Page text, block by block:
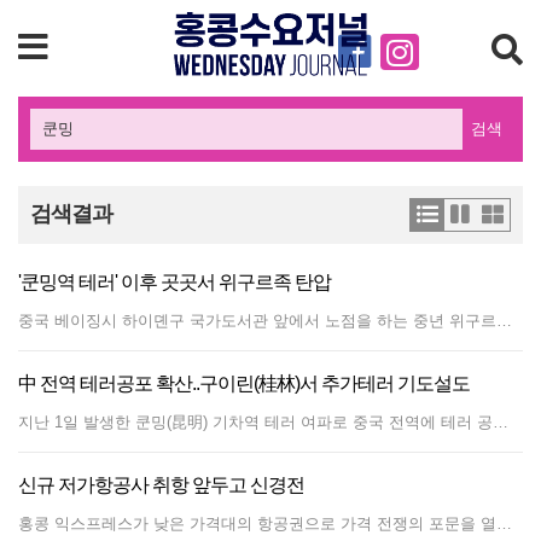
검색
검색결과
'쿤밍역 테러' 이후 곳곳서 위구르족 탄압
중국 베이징시 하이뎬구 국가도서관 앞에서 노점을 하는 중년 위구르족은 걱정이 태산이다. 그는 "쿤밍역 테러 사건 뒤 시 공무원이 찾아와 '앞으로는 이곳에서 전병을 팔지 말라'고 통보했다"고 말했다. 그는 다른 곳으로 노점을 옮겼지만 수입은 이전에 견줘 턱없이 줄었다. 170여명의 사상자가 난 1일 윈난성 쿤밍역 테러 사건 뒤 중국 당국이 각지의 위구르족을 추방하고 감시를 강화하면서 위구르족들의 생계가 위협받고 있다고 &lt;명보&gt;와 &lt;사우스차이나모닝포스트&gt; 등이 12일 보도했다. &lt;명보&gt;는 공안 당국이 윈난성의 위구르족 집단 거주지역인 샤뎬에 살고 있는 위구르인 900여명을 신장위구르자치구로 강제이주시키고 있다고 보도했다. 샤뎬은 관용적인 종교 문화 정책을 펴는 데다 일자리 구하기도 쉬워 주민 1만3500여명 가운데 90%가 위구르족이다. 이슬람 경전을 가르치는 사립학교도 있어 위구르족들에게 '사막의 오아시스'라는 별칭도 얻었다. 하지만 쿤밍역 테러 사건 뒤 감시가 강화돼 지난 6일에는 위구르족을 가득 실은 버스들이 공안의 호위 속에 샤뎬을 떠나는 모습이 목격됐다. 감시와 경계는 베이징에서도 마찬가지다. 중앙민족대학에 다니는 한 위구르족 학생은 "등교할 때마다 반드시 신분을 확인하는 절차를 거쳐야 한다"고 말했다. 같은 대학에 다니는 또다른 위구르족 학생은 "지금까지 우리는 중국 사회의 일원으로 융화돼 살고 있다고 생각했지만 점점 더 고유의 문화와 종교를 유지하는 것이 어려워지고 있다"며 "외국으로 유학을 떠날 계획을 세우고 있다"고 말했다. 위구르족 전문가들은 중국 당국의 철권 통치는 상황을 더욱 악화시킬 뿐이라며 위구르족들에게 교육과 취업 기회를 확대하는 게 올바른 해법이라고 제안하고 있다.
中 전역 테러공포 확산..구이린(桂林)서 추가테러 기도설도
지난 1일 발생한 쿤밍(昆明) 기차역 테러 여파로 중국 전역에 테러 공포가 확산되고 있다. 유명 관광지 구이린(桂林)에서 추가 테러 기도가 있었던 것으로 알려진데 이어 푸젠(福建)성 샤먼(廈門)의 공항에서 테러범 2명이 잡혔다는 확인되지 않은 소식이 인터넷에 퍼지는 등 쿤밍 테러 후폭풍이 현실화하고 있다. 테러 발생지인 윈난성과 인접해 있는 광시좡주(廣西壯族) 자치구 구이린(桂林)시 시먼차오(西門橋) 부근에서 3일 저녁에도 테러 기도 사건이 발생한 것으로 알려졌다. 위구르족으로 보이는 2명이 도로를 지나가던 승용차를 세우고 여성 운전자를 끌어내린 후 흉기로 찌르고 승용차를 탈취하는 사건이 벌어져 피해자가 숨졌다고 미국에 서버를 둔 중화권 매체 보쉰(博迅)이 4일 전했다. 또 인터넷을 중심으로 신장 테러범들이 공항 폭파를 기도하다 체포됐다는 등의 추가 테러와 관련한 각종 미확인 소식들도 번지고 있다. 공안 당국은 인터넷에 유포되고 있는 '샤먼 가오치(高崎)공항에서 폭파를 기도하던 두명의 신장 테러범이 잡혔다'는 소식은 사실이 아니라고 밝히면서 유언비어를 믿지 말고 퍼트리지 말 것을 당부했다. 이처럼 쿤밍 테러의 파장이 확산하자 중국 당국은 '양회'(兩會)가 열리는 베이징(北京)을 비롯한 전국 주요 도시에 경비를 강화하고 있다. 베이징은 지난 2일 1급 테러 경계 태세를 발동해 전체 경찰 인력이 휴가를 취소하도록 하는 동시에 철도역, 광장, 학교, 병원 등 여러사람이 모이는 장소에 경비인력을 집중적으로 배치했다. 도로와 지하철에서도 검문검색을 강화하고 있다. 허난(河南)성과 안후이(安徽)성 등이 3일부터 1급 경계 태세에 들어간 것을 비롯해 전국 주요 도시가 모두 1~2급 테러 경계에 태세에 돌입했다고 중국 언론들이 전했다. 한편 중국 공안 당국은 쿤밍(昆明) 기차역 테러 현장에서 4명을 사살하고 1명을 생포한 데 이어 3일 3명을 추가 검거해 이번 테러의 용의자 8명(여성 2명)을 모두 사살하거나 붙잡았다고 밝혔다. 공안 당국은 현장에서 발견된 지문과 DNA 검사 등을 거쳐 이들을 용의자로 체포했다고 중국신문망(中國新聞網) 4일 보도했다. 공안 당국은 검거한 용의자를 상대로 위구르족 분리 독립운동세력이 조직적으로 테러를 저지른 과정을 조사하고 있다고 설명했다.
신규 저가항공사 취항 앞두고 신경전
홍콩 익스프레스가 낮은 가격대의 항공권으로 가격 전쟁의 포문을 열었다. 홍콩 익스프레스는 아시아 내 7개 도시를 기존 항공사 가격보다 1/3 낮은 가격에 공급하기 시작했다. 홍콩 익스프레스가 운행하는 7개 도시는 일본의 도쿄와 오사카, 태국의 푸켓과 치앙마이, 말레이시아 코타키나발루, 대만의 타이쭝, 그리고 중국의 쿤밍이다. 도쿄까지의 편도 비행기표는 758달러이며 코타키나발루 편도 티켓은 228달러이다. 세금과 각종 공과금은 제외되어 있는 금액이다. 가격은 싸지만 저가 항공사의 약점인 취약한 비행시간은 소비자가 감수해야 할 문제로 대부분 비행기가 목적지에 늦은 오후나 자정 무렵에 도착하게 된다. 홍콩 익스프레스의 가격 공격에 제트스타 홍콩 에어웨이의 대응 역시 만만치는 않다. 현재 홍콩 정부로부터 라이센스를 기다리고 있는 제트스타 측은 일반 항공사보다 절반이상 싼 가격에 항공권을 내놓을 것이라고 미리 공언했다. 제트 스타 홍콩은 션탁 홀딩과 콴타스 항공, 중국 동방 항공의 합작 저가 항공사인데 홍콩에 운항 신청을 해 놓고 있는 상태이다. 이에 대해 경쟁 저가 항공사인 홍콩 익스프레스와 홍콩 에어라인은 물론 홍콩의 주 항공사인 케세이퍼시픽까지 항공 운항권 이의 신청을 했다. 이들의 이의 근거는 제트 스타의 사업 근거지가 홍콩이 아니라 호주이기 때문에 기본법에 의거, 홍콩 회사로 등록될 수 없다는 것이다.